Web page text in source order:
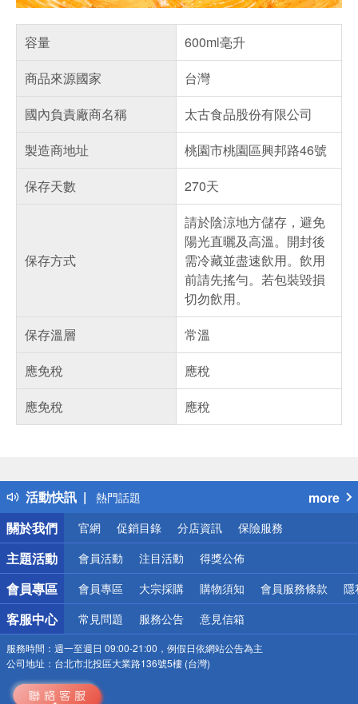
容量
600ml毫升
商品來源國家
台灣
國內負責廠商名稱
太古食品股份有限公司
製造商地址
桃園市桃園區興邦路46號
保存天數
270天
保存方式
請於陰涼地方儲存，避免
陽光直曬及高溫。開封後
需冷藏並盡速飲用。飲用
前請先搖勻。若包裝毀損
切勿飲用。
保存溫層
常溫
應免稅
應稅
應免稅
應稅
活動快訊
得獎公告
熱門話題
銀行優惠
偏遠地區配送
詐騙網頁！請小心！
more
關於我們
官網 促銷目錄 分店資訊 保險服務
主題活動 會員活動 注目活動 得獎公佈
會員專區 會員專區 大宗採購 購物須知 會員服務條款 隱
客服中心 常見問題 服務公告 意見信箱
服務時間： 週一至週日 09:00-21:00，例假日依網站公告為主
公司地址： 台北市北投區大業路136號5樓 (台灣)